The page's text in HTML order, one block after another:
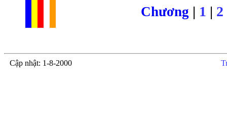
Chương | 1 | 2
Cập nhật: 1-8-2000